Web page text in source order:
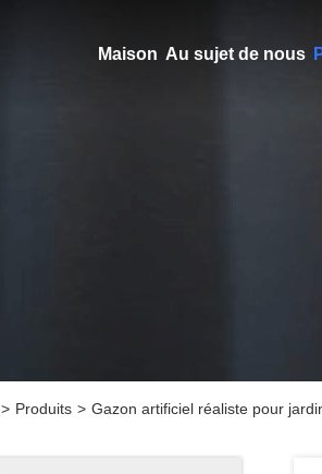
Maison Au sujet de nous
> Produits > Gazon artificiel réaliste pour